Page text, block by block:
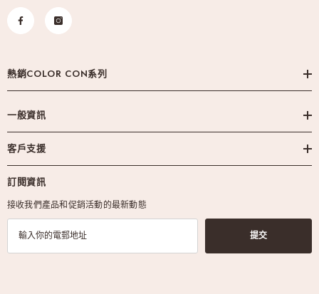
熱銷COLOR CON系列
一般資訊
客戶支援
訂閱資訊
接收我們產品和促銷活動的最新動態
提交